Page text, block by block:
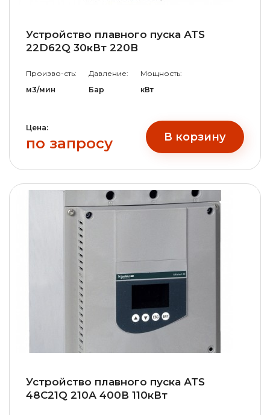
Устройство плавного пуска АТS
22D62Q 30кВт 220B
Произво-сть:
м3/мин
Давление:
Бар
Мощность:
кВт
Цена:
по запросу В корзину
Устройство плавного пуска АТS
48С21Q 210А 400В 110кВт